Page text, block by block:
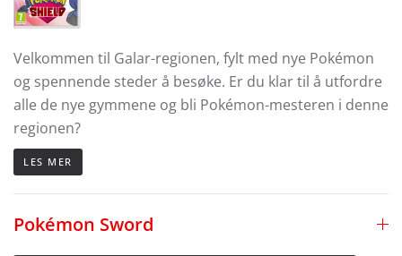
Velkommen til Galar-regionen, fylt med nye Pokémon
og spennende steder å besøke. Er du klar til å utfordre
alle de nye gymmene og bli Pokémon-mesteren i denne
regionen?
LES MER
Pokémon Sword